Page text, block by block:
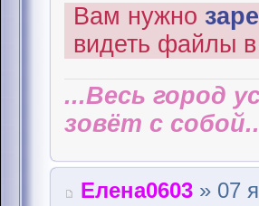
Вам нужно
видеть файлы
...Весь город
зовёт с
Елена0603 » 07